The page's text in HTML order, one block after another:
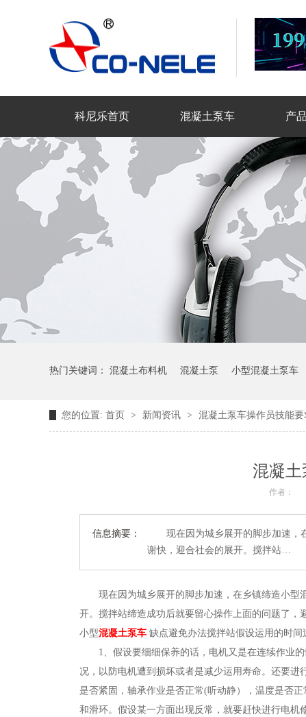
科尼乐首页 混凝土泵车 产
热门关键词： 混凝土布料机 混凝土泵 小型混凝土泵车
您的位置: 首页 > 新闻资讯 > 混凝土泵车操作员技能
混凝土
作者：
信息摘要：
现在因为城乡展开的脚步加速，在
谢快，迎合社会的展开。搅拌站…
现在因为城乡展开的脚步加速，在乡镇缔造小型
开。搅拌站缔造成功后就要留心操作上面的问题了，
小型混凝土泵车 缺点避免办法搅拌站假设运用的时间
1、假设要细细保养的话，电机又是在连续作业的
况，以防电机遭到损坏或者是减少运用寿命。还要
是否紧固，轴承作业是否正常(听动静），温度是否
和滑环。假设某一方面出现反常，就要赶快进行电机